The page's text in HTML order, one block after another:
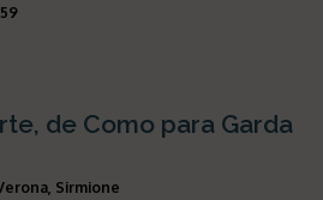
de Como para Garda
Sirmione